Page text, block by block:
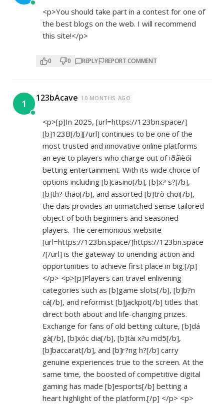
<p>You should take part in a contest for one of
the best blogs on the web. I will recommend
this site!</p>
0 0 REPLY REPORT COMMENT
1 123bAcave 10 MONTHS AGO
<p>[p]In 2025, [url=https://123bn.space/]
[b]123B[/b][/url] continues to be one of the
most trusted and innovative online platforms
an eye to players who charge out of ïðåìèóì
betting entertainment. With its wide choice of
options including [b]casino[/b], [b]x? s?[/b],
[b]th? thao[/b], and assorted [b]trò choi[/b],
the dais provides an unmatched sense tailored
object of both beginners and seasoned
players. The ceremonious website
[url=https://123bn.space/]https://123bn.space
/[/url] is the gateway to unending action and
opportunities to achieve first place in big.[/p]
</p> <p>[p]Players can travel enlivening
categories such as [b]game slots[/b], [b]b?n
cá[/b], and reformist [b]jackpot[/b] titles that
direct both about and life-changing prizes.
Exchange for fans of old betting culture, [b]dá
gà[/b], [b]xóc dia[/b], [b]tài x?u md5[/b],
[b]baccarat[/b], and [b]r?ng h?[/b] carry
genuine experiences true to the screen. At the
same time, the boosted of competitive digital
gaming has made [b]esports[/b] betting a
heart highlight of the platform.[/p] </p> <p>